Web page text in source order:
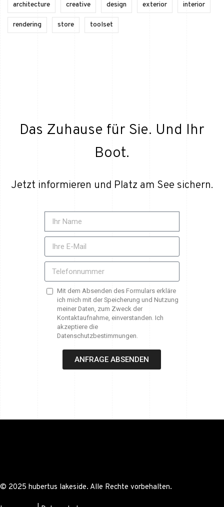
architecture creative design exterior interior
rendering store toolset
Das Zuhause für Sie. Und Ihr
Boot.
Jetzt informieren und Platz am See sichern.
Mit dem Absenden des Formulars erkläre
ich mich mit der Speicherung und Nutzung
meiner Daten, zum Zweck der
Kontaktaufnahme, einverstanden. Ich
akzeptiere die
Datenschutzbestimmungen.
ANFRAGE ABSENDEN
© 2025 hubertus lakeside. Alle Rechte vorbehalten.